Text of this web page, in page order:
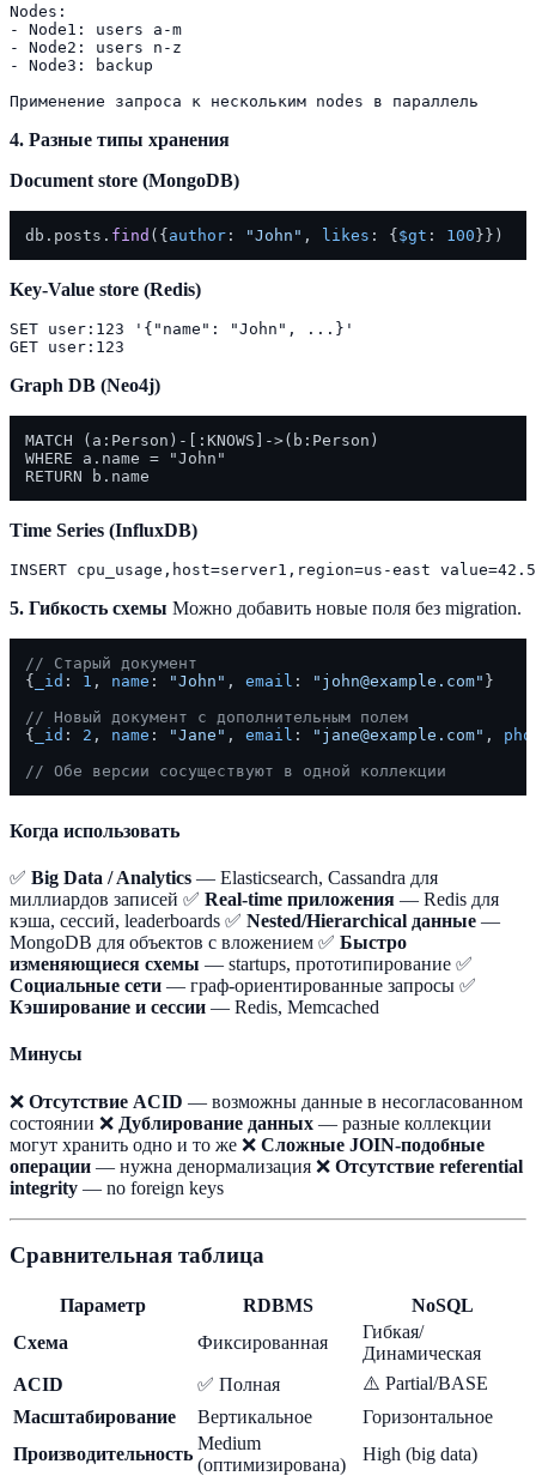
Nodes:
- Node1: users a-m
- Node2: users n-z
- Node3: backup
4. Разные типы хранения
Document store (MongoDB)
db. posts . find ({author : "John" , likes : {$gt : 100
Key-Value store (Redis)
SET user:123 '{"name": "John", ...}'
Graph DB (Neo4j)
MATCH (a:Person)-[:KNOWS]->(b:Person)
WHERE a.name = "John"
Time Series (InfluxDB)
5. Гибкость схемы Можно добавить новые поля без migration.
// Старый документ
{ _id : 1 , name : "John" , email : "john@example.com" }
// Новый документ с дополнительным полем
{ _id : 2 , name : "Jane" , email : "jane@example.com" ,
// Обе версии сосуществуют в одной коллекции
Когда использовать
✅ Big Data / Analytics — Elasticsearch, Cassandra для
миллиардов записей ✅ Real-time приложения — Redis для
кэша, сессий, leaderboards ✅ Nested/Hierarchical данные —
MongoDB для объектов с вложением ✅ Быстро
изменяющиеся схемы — startups, прототипирование ✅
Социальные сети — граф-ориентированные запросы ✅
Кэширование и сессии — Redis, Memcached
Минусы
❌ Отсутствие ACID — возможны данные в несогласованном
состоянии ❌ Дублирование данных — разные коллекции
могут хранить одно и то же ❌ Сложные JOIN-подобные
операции — нужна денормализация ❌ Отсутствие referential
integrity — no foreign keys
Сравнительная таблица
Параметр RDBMS
NoSQL
Схема
Фиксированная
Гибкая/
Динамическая
ACID
✅ Полная
⚠️ Partial/BASE
Масштабирование
Вертикальное
Горизонтальное
Производительность
Medium
(оптимизирована)
High (big data)